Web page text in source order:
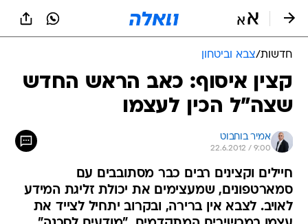
חדשות/צבא וביטחון
קצין איסוף: כאב הראש החדש
שצה"ל הכין לעצמו
אמיר בוחבוט
22.6.2012 / 9:00
חיילים וקצינים רבים כבר מסתובבים עם
סמארטפונים, שמעצימים את יכולת זליגת המידע
לאויב. לצבא אין ברירה, ובקרוב יתחיל לצייד את